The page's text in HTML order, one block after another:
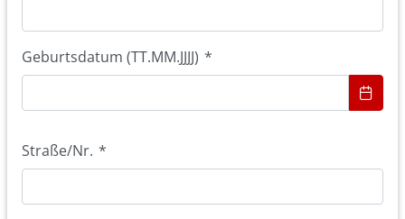
Geburtsdatum (TT.MM.JJJJ) *
Straße/Nr. *